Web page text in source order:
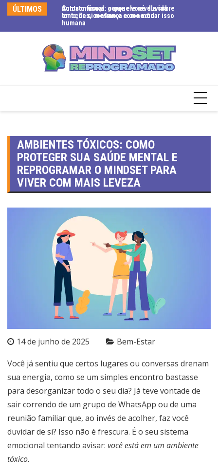
ÚLTIMOS
Contato visual: o que ele revela sobre
emoções, confiança e conexão
humana
Autoconfiança: porque você duvida
tanto de si mesmo e como mudar isso
AMBIENTES TÓXICOS: COMO
PROTEGER SUA SAÚDE MENTAL E
REPROGRAMAR O MINDSET PARA
VIVER COM MAIS LEVEZA
14 de junho de 2025 Bem-Estar
Você já sentiu que certos lugares ou conversas drenam
sua energia, como se um simples encontro bastasse
para desorganizar todo o seu dia? Já teve vontade de
sair correndo de um grupo de WhatsApp ou de uma
reunião familiar que, ao invés de acolher, faz você
duvidar de si? Isso não é frescura. É o seu sistema
emocional tentando avisar: você está em um ambiente
tóxico.